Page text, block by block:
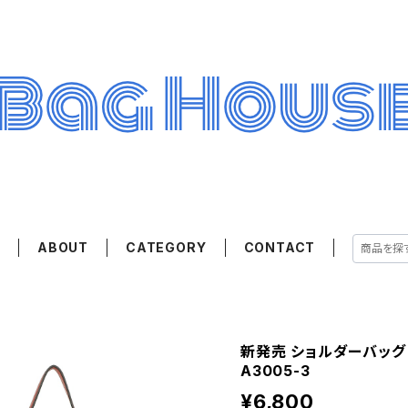
ABOUT CATEGORY CONTACT
新発売 ショルダーバッ
A3005-3
¥6,800